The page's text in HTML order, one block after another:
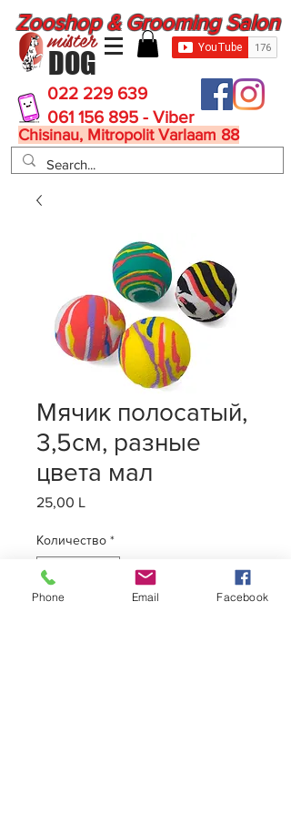
DOG
mister
Zooshop & Grooming Salon
022 229 639
061 156 895 - Viber
Chisinau, Mitropolit Varlaam 88
Мячик полосатый,
3,5см, разные
цвета мал
25,00 LЦена
Количество *
Phone Email Facebook